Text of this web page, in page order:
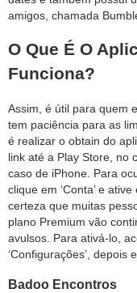
amigos, chamada
O Que É O
Funciona?
Assim, é útil para quem
tem paciência para as
é realizar o obtain do
link até a Play Store, no
caso de iPhone. Para
clique em ‘Conta’ e
certeza que muitas
plano Premium vão
avulsos. Para ativá-lo,
‘Configurações’, depois
Badoo Encontros